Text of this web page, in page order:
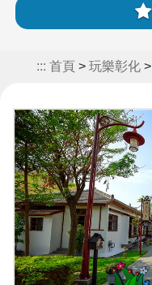
::: 首頁> 玩樂彰化>